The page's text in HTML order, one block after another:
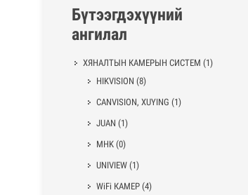
Бүтээгдэхүүний
ангилал
ХЯНАЛТЫН КАМЕРЫН СИСТЕМ (1)
HIKVISION (8)
CANVISION, XUYING (1)
JUAN (1)
MHK (0)
UNIVIEW (1)
WiFi КАМЕР (4)